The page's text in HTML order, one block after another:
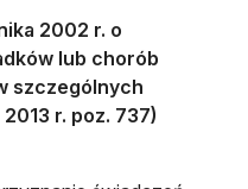
2002 r. o
lub chorób
szczególnych
r. poz. 737)